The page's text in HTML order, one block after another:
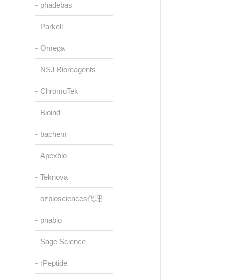
phadebas
Parkell
Omega
NSJ Bioreagents
ChromoTek
Bioind
bachem
Apexbio
Teknova
ozbiosciences代理
pnabio
Sage Science
rPeptide